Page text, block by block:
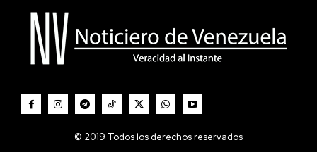
© 2019 Todos los derechos reservados